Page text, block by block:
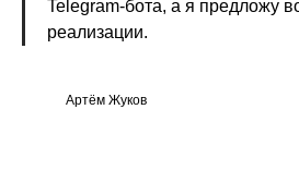
Telegram-бота, а я предложу
реализации.
Артём Жуков